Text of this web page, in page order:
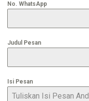
No. WhatsApp
Judul Pesan
Isi Pesan